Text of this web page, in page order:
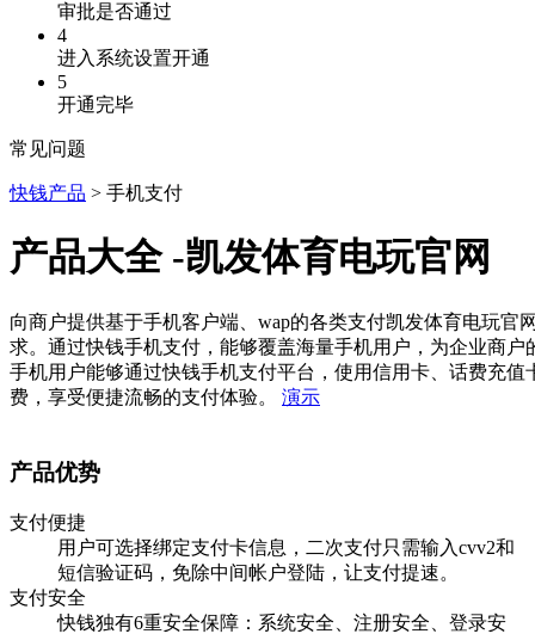
审批是否通过
4
进入系统设置开通
5
开通完毕
常见问题
快钱产品 > 手机支付
产品大全 -凯发体育电玩官网
向商户提供基于手机客户端、wap的各类支付凯发体育电玩官
求。通过快钱手机支付，能够覆盖海量手机用户，为企业商户
手机用户能够通过快钱手机支付平台，使用信用卡、话费充
费，享受便捷流畅的支付体验。 演示
产品优势
支付便捷
用户可选择绑定支付卡信息，二次支付只需输入cvv2和
短信验证码，免除中间帐户登陆，让支付提速。
支付安全
快钱独有6重安全保障：系统安全、注册安全、登录安